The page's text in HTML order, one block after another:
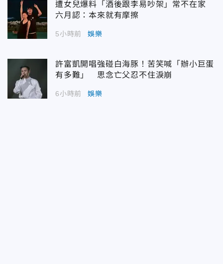
遭女兒爆料「酒後跟李易吵架」常不在家
六月認：本來就有摩擦
5小時前 娛樂
許富凱開唱強碰白海豚！苦笑喊「辦小巨蛋
有多難」 思念亡父忍不住淚崩
6小時前 娛樂